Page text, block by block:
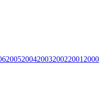
20052004200320022001 2000